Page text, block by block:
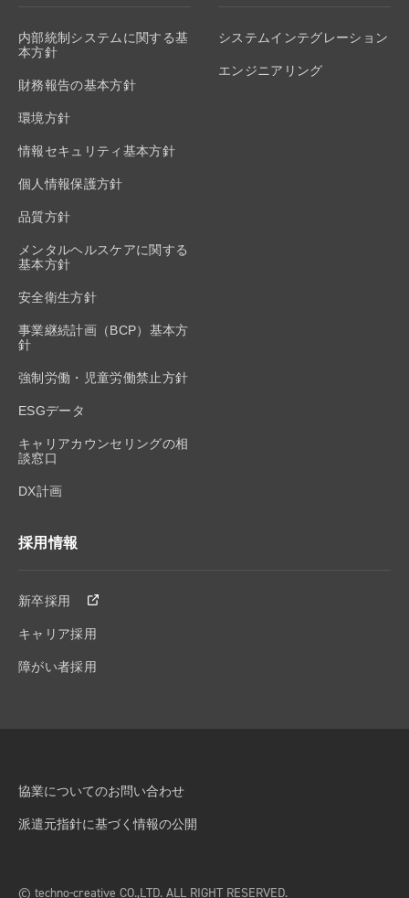
内部統制システムに関する基
本方針
財務報告の基本方針
環境方針
情報セキュリティ基本方針
個人情報保護方針
品質方針
メンタルヘルスケアに関する
基本方針
安全衛生方針
事業継続計画（BCP）基本方
針
強制労働・児童労働禁止方針
ESGデータ
キャリアカウンセリングの相
談窓口
DX計画
システムインテグレーション
エンジニアリング
採用情報
新卒採用
キャリア採用
障がい者採用
協業についてのお問い合わせ
派遣元指針に基づく情報の公開
© techno-creative CO.,LTD. ALL RIGHT RESERVED.